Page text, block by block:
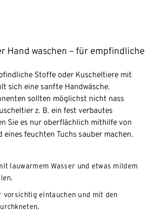
Hand waschen – für empfindliche
Stoffe oder Kuscheltiere mit
sich eine sanfte Handwäsche.
sollten möglichst nicht nass
z. B. ein fest verbautes
Sie es nur oberflächlich mithilfe von
eines feuchten Tuchs sauber machen.
lauwarmem Wasser und etwas mildem
vorsichtig eintauchen und mit den